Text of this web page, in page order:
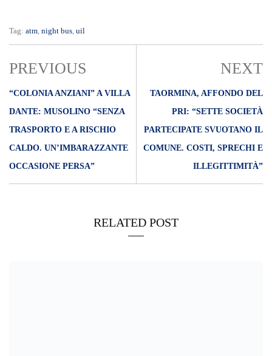
Tag: atm, night bus, uil
PREVIOUS
“COLONIA ANZIANI” A VILLA
DANTE: MUSOLINO “SENZA
TRASPORTO E A RISCHIO
CALDO. UN’IMBARAZZANTE
OCCASIONE PERSA”
NEXT
TAORMINA, AFFONDO DEL
PRI: “SETTE SOCIETÀ
PARTECIPATE SVUOTANO IL
COMUNE. COSTI, SPRECHI E
ILLEGITTIMITÀ”
RELATED POST